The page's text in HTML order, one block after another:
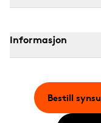
Informasjon
Bestill